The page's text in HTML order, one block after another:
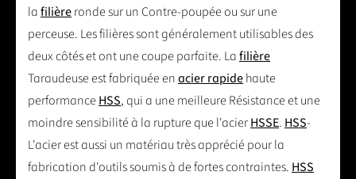
lafilièreronde sur un Contre-poupée ou sur une
perceuse. Les filières sont généralement utilisables des
deux côtés et ont une coupe parfaite. Lafilière
Taraudeuse est fabriquée enacier rapidehaute
performanceHSS, qui a une meilleure Résistance et une
moindre sensibilité à la rupture que l'acierHSSE. HSS-
L'acier est aussi un matériau très apprécié pour la
fabrication d'outils soumis à de fortes contraintes. HSS